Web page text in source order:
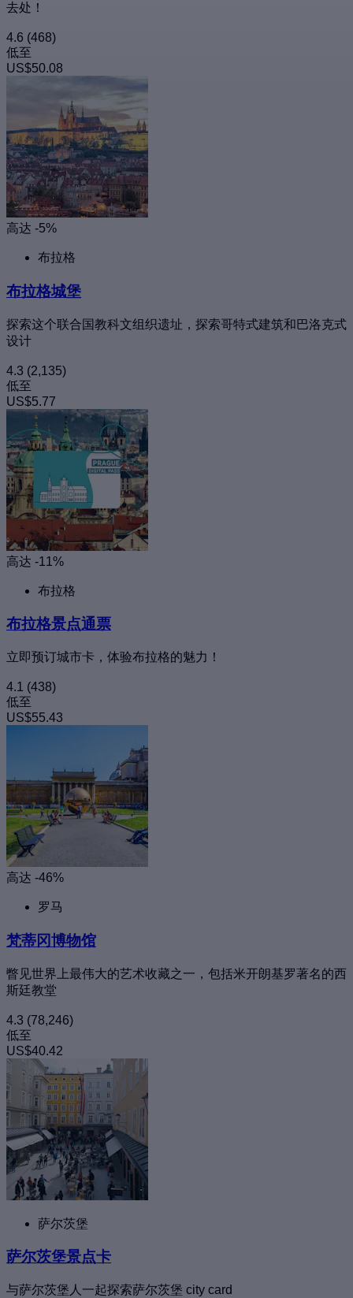
去处！
4.6 (468)
低至
US$50.08
高达 -5%
布拉格
布拉格城堡
探索这个联合国教科文组织遗址，探索哥特式建筑和巴洛克式
设计
4.3 (2,135)
低至
US$5.77
高达 -11%
布拉格
布拉格景点通票
立即预订城市卡，体验布拉格的魅力！
4.1 (438)
低至
US$55.43
高达 -46%
罗马
梵蒂冈博物馆
瞥见世界上最伟大的艺术收藏之一，包括米开朗基罗著名的西
斯廷教堂
4.3 (78,246)
低至
US$40.42
萨尔茨堡
萨尔茨堡景点卡
与萨尔茨堡人一起探索萨尔茨堡 city card